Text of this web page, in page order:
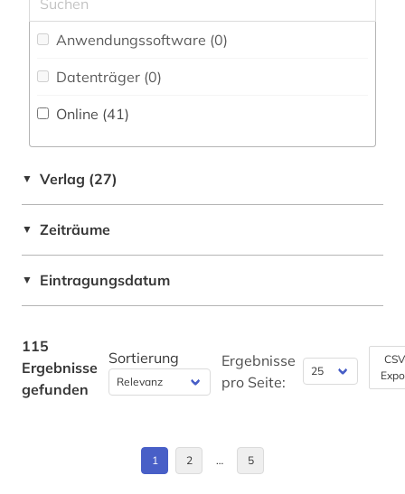
geochemie (1)
geophysik (1)
geschichte (8)
geschichte 1500-2003 (1)
geschichtswissenschaft (1)
gesteinskunde (1)
Schweiz (1)
Slowakei (1)
Anwendungssoftware (0)
Datenträger (0)
Online (41)
▼ Verlag (27)
▼ Zeiträume
▼ Eintragungsdatum
115
Ergebnisse
gefunden
Sortierung
Ergebnisse
pro Seite:
1 2 … 5